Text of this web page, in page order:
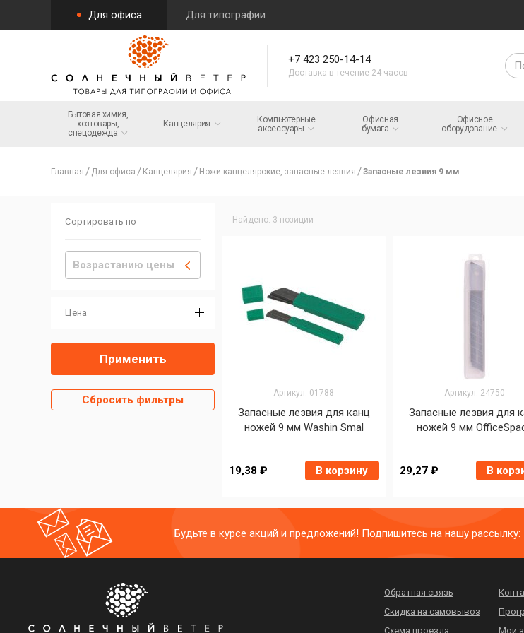
Для офиса Для типографии
+7 423 250-14-14
Доставка в течение 24 часов
Бытовая химия,
хозтовары,
спецодежда
Канцелярия
Компьютерные
аксессуары
Офисная
бумага
Офисное
оборудование
Главная Для офиса Канцелярия Ножи канцелярские, запасные лезвия Запасные лезвия 9 мм
Сортировать по
Возрастанию цены
Цена
Применить
Сбросить фильтры
Найдено: 3 позиции
Артикул: 01788
Запасные лезвия для канц
ножей 9 мм Washin Smal
19,38 ₽ В корзину
Артикул: 24750
Запасные лезвия для
ножей 9 мм
29,27 ₽ В
Будьте в курсе акций и предложений! Подпишитесь на нашу рассылку:
Обратная связь
Скидка на самовывоз
Схема проезда
Мои